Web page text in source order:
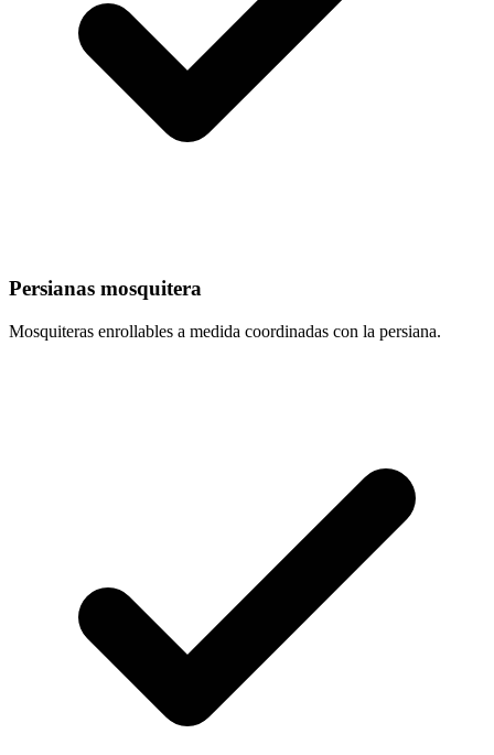
Persianas mosquitera
Mosquiteras enrollables a medida coordinadas con la persiana.